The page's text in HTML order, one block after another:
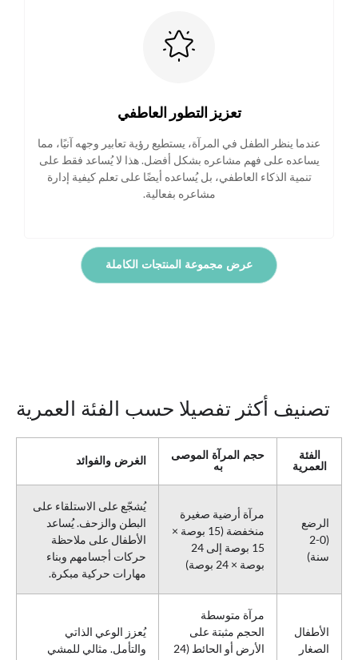
تعزيز التطور العاطفي
عندما ينظر الطفل في المرآة، يستطيع رؤية تعابير وجهه آنيًا، مما
يساعده على فهم مشاعره بشكل أفضل. هذا لا يُساعد فقط على
تنمية الذكاء العاطفي، بل يُساعده أيضًا على تعلم كيفية إدارة
مشاعره بفعالية.
عرض مجموعة المنتجات الكاملة
تصنيف أكثر تفصيلا حسب الفئة العمرية
الفئة
العمرية
حجم المرآة الموصى
به الغرض والفوائد
الرضع
(0-2
سنة)
مرآة أرضية صغيرة
منخفضة (15 بوصة ×
15 بوصة إلى 24
بوصة × 24 بوصة)
يُشجّع على الاستلقاء على
البطن والزحف. يُساعد
الأطفال على ملاحظة
حركات أجسامهم وبناء
مهارات حركية مبكرة.
الأطفال
الصغار
مرآة متوسطة
الحجم مثبتة على
الأرض أو الحائط (24
يُعزز الوعي الذاتي
والتأمل. مثالي للمشي